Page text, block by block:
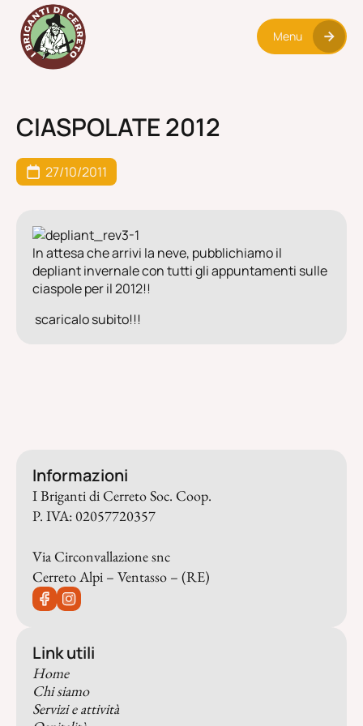
Menu
CIASPOLATE 2012
27/10/2011
In attesa che arrivi la neve, pubblichiamo il
depliant invernale con tutti gli appuntamenti sulle
ciaspole per il 2012!!
scaricalosubito!!!
Informazioni
I Briganti di Cerreto Soc. Coop.
P. IVA: 02057720357
Via Circonvallazione snc
Cerreto Alpi – Ventasso – (RE)
Link utili
Home
Chi siamo
Servizi e attività